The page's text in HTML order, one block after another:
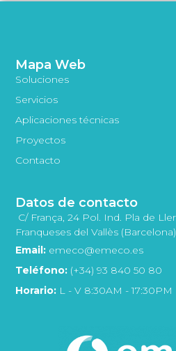
Mapa Web
Soluciones
Servicios
Aplicaciones técnicas
Proyectos
Contacto
Datos de contacto
C/ França, 24 Pol. Ind. Pla de
Franqueses del Vallès (Barcelona)
Email: emeco@emeco.es
Teléfono: (+34) 93 840 50 80
Horario: L - V 8:30AM - 17:30PM